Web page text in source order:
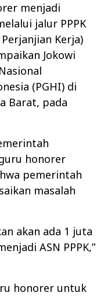
menjadi
jalur PPPK
Kerja)
Jokowi
(PGHI) di
Barat, pada
honorer
pemerintah
masalah
akan ada 1 juta
ASN PPPK,”
honorer untuk